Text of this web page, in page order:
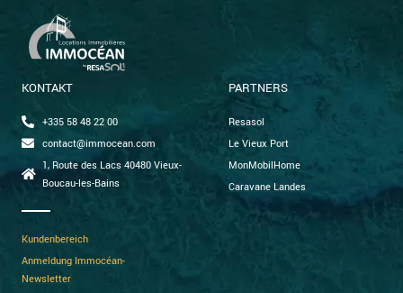
KONTAKT
+335 58 48 22 00
contact@immocean.com
1, Route des Lacs 40480 Vieux-
Boucau-les-Bains
Kundenbereich
Anmeldung Immocéan-
Newsletter
PARTNERS
Resasol
Le Vieux Port
MonMobilHome
Caravane Landes